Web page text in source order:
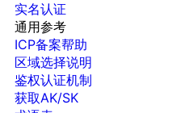
实名认证
通用参考
ICP备案帮助
区域选择说明
鉴权认证机制
获取AK/SK